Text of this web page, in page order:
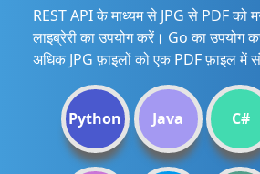
REST API के माध्यम से JPG से PDF को
लाइब्रेरी का उपयोग करें। Go का उपयोग
अधिक JPG फ़ाइलों को एक PDF फ़ाइल में
Python Java C#